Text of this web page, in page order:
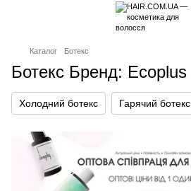
Каталог Ботекс
Ботекс Бренд: Ecoplus
Холодний ботекс Гарячий ботекс